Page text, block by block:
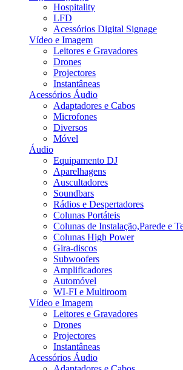
Hospitality
LFD
Acessórios Digital Signage
Vídeo e Imagem
Leitores e Gravadores
Drones
Projectores
Instantâneas
Acessórios Áudio
Adaptadores e Cabos
Microfones
Diversos
Móvel
Áudio
Equipamento DJ
Aparelhagens
Auscultadores
Soundbars
Rádios e Despertadores
Colunas Portáteis
Colunas de Instalação,Parede e
Colunas High Power
Gira-discos
Subwoofers
Amplificadores
Automóvel
WI-FI e Multiroom
Vídeo e Imagem
Leitores e Gravadores
Drones
Projectores
Instantâneas
Acessórios Áudio